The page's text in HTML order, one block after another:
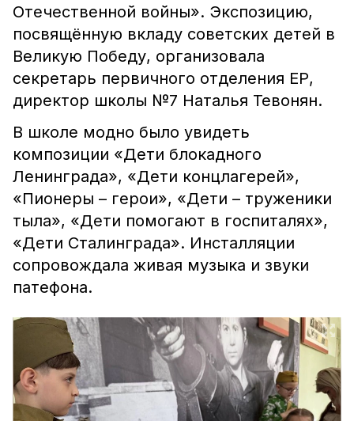
Отечественной войны». Экспозицию,
посвящённую вкладу советских детей в
Великую Победу, организовала
секретарь первичного отделения ЕР,
директор школы №7 Наталья Тевонян.
В школе модно было увидеть
композиции «Дети блокадного
Ленинграда», «Дети концлагерей»,
«Пионеры – герои», «Дети – труженики
тыла», «Дети помогают в госпиталях»,
«Дети Сталинграда». Инсталляции
сопровождала живая музыка и звуки
патефона.